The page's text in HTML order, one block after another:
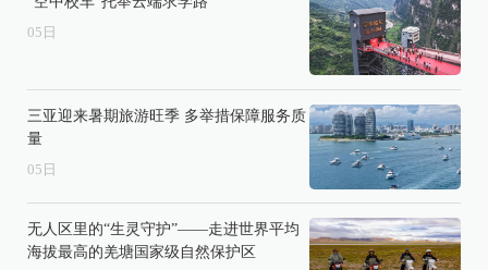
05 日
三亚迎来暑期旅游旺季 多举措保障服务质
量
05 日
无人区里的“生灵守护”——走进世界平均
海拔最高的羌塘国家级自然保护区